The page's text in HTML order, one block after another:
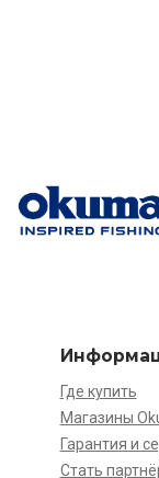
Где купить
Магазины
Гарантия и
Стать